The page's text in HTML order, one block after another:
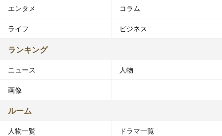
エンタメ コラム
ライフ ビジネス
ランキング
ニュース 人物
画像
ルーム
人物一覧 ドラマ一覧